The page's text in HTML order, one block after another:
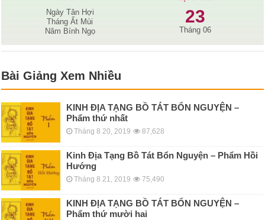
Ngày Tân Hợi
Tháng Ất Mùi
Năm Bính Ngọ
23
Tháng 06
Bài Giảng Xem Nhiều
KINH ÐỊA TẠNG BỒ TÁT BỔN NGUYỆN –
Phẩm thứ nhất
Tháng 8 20, 2019 87,628
Kinh Địa Tạng Bồ Tát Bổn Nguyện – Phẩm Hồi
Hướng
Tháng 8 21, 2019 75,490
KINH ÐỊA TẠNG BỒ TÁT BỔN NGUYỆN –
Phẩm thứ mười hai